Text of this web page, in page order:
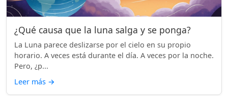
¿Qué causa que la luna salga y se ponga?
La Luna parece deslizarse por el cielo en su propio
horario. A veces está durante el día. A veces por la noche.
Pero, ¿p...
Leer más →